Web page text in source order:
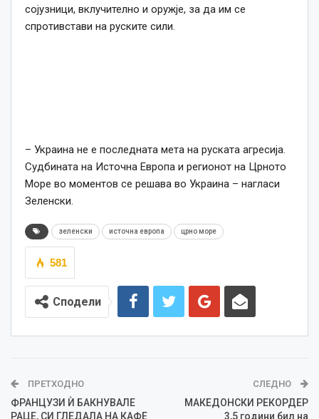
сојузници, вклучително и оружје, за да им се
спротивстави на руските сили.
– Украина не е последната мета на руската агресија.
Судбината на Источна Европа и регионот на Црното
Море во моментов се решава во Украина – нагласи
Зеленски.
зеленски источна европа црно море
581
Сподели
ПРЕТХОДНО
ФРАНЦУЗИ Ѝ БАКНУВАЛЕ
РАЦЕ, СИ ГЛЕДАЛА НА КАФЕ
СЛЕДНО
МАКЕДОНСКИ РЕКОРДЕР
3,5 години бил на